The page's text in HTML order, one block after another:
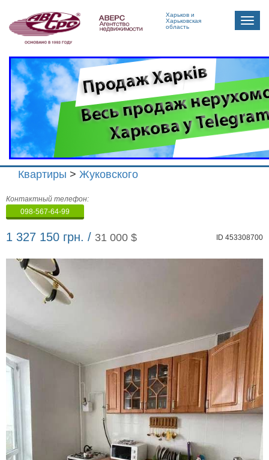
Харьков и
Харьковская
область
Toggle
Квартиры > Жуковского
Агенство
недвижимости
"Аверс"
Контактный телефон:
098-567-64-99
1 327 150 грн. / 31 000 $ ID 453308700